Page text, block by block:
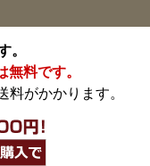
。
料です。
がかかります。